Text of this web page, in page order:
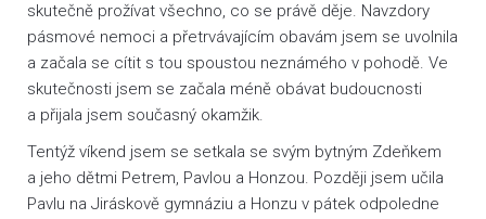
skutečně prožívat všechno, co se právě děje. Navzdory
pásmové nemoci a přetrvávajícím obavám jsem se uvolnila
a začala se cítit s tou spoustou neznámého v pohodě. Ve
skutečnosti jsem se začala méně obávat budoucnosti
a přijala jsem současný okamžik.
Tentýž víkend jsem se setkala se svým bytným Zdeňkem
a jeho dětmi Petrem, Pavlou a Honzou. Později jsem učila
Pavlu na Jiráskově gymnáziu a Honzu v pátek odpoledne